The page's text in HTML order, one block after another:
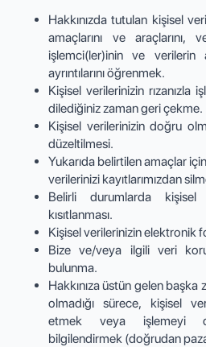
Hakkınızda tutulan kişisel
amaçlarını ve araçlarını,
işlemci(ler)inin ve verilerin
ayrıntılarını öğrenmek.
Kişisel verilerinizin rızanızla
dilediğiniz zaman geri çekme.
Kişisel verilerinizin doğru
düzeltilmesi.
Yukarıda belirtilen amaçlar
verilerinizi kayıtlarımızdan
Belirli durumlarda kişisel
kısıtlanması.
Kişisel verilerinizin elektronik
Bize ve/veya ilgili veri
bulunma.
Hakkınıza üstün gelen başka
olmadığı sürece, kişisel
etmek veya işlemeyi
bilgilendirmek (doğrudan